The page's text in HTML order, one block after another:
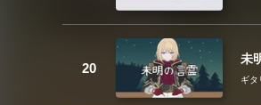
未
ギタ